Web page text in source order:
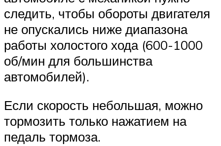
следить, чтобы обороты двигателя
не опускались ниже диапазона
работы холостого хода (600-1000
об/мин для большинства
автомобилей).
Если скорость небольшая, можно
тормозить только нажатием на
педаль тормоза.